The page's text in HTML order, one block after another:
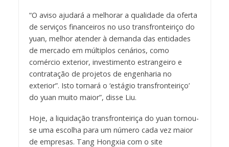
“O aviso ajudará a melhorar a qualidade da oferta
de serviços financeiros no uso transfronteiriço do
yuan, melhor atender à demanda das entidades
de mercado em múltiplos cenários, como
comércio exterior, investimento estrangeiro e
contratação de projetos de engenharia no
exterior”. Isto tornará o ‘estágio transfronteiriço’
do yuan muito maior”, disse Liu.
Hoje, a liquidação transfronteiriça do yuan tornou-
se uma escolha para um número cada vez maior
de empresas. Tang Hongxia com o site